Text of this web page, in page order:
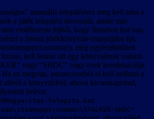
manuális telepítéshez meg kell adni a
a játék telepítési útvonalát, amire már
emlékszem fejből, hogy Steamen hol van.
a Steam játékkönyvtár-mappájába (pl.
elég egyértelműnek
lennie, kell lennie ott egy könyvtárnak valami
vagy “SHOC” vagy ezek kombinációja
Ha ez megvan, parancssorból el kell indítani a
abból a könyvtárból, ahova kicsomagoltad,
beírva:
Telepito.bat
SHOC"